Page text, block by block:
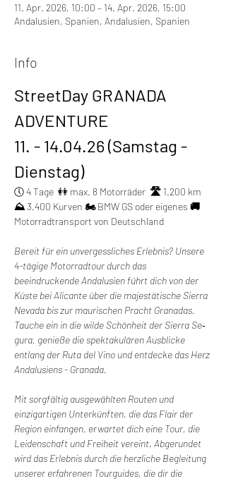
11. Apr. 2026, 10:00 – 14. Apr. 2026, 15:00
Andalusien, Spanien, Andalusien, Spanien
Info
StreetDay GRANADA
ADVENTURE
11. - 14.04.26 (Samstag -
Dienstag)
🕔 4 Tage  👭 max. 8 Motorräder 🛣️ 1.200 km
⛰️ 3.400 Kurven 🏍️ BMW GS oder eigenes 🚚
Motorradtransport von Deutschland
Bereit für ein unvergessliches Erlebnis? Unsere
4-tägige Motorradtour durch das
beeindruckende Andalusien führt dich von der
Küste bei Alicante über die majestätische Sierra
Nevada bis zur maurischen Pracht Granadas.
Tauche ein in die wilde Schönheit der Sierra Se‐
gura, genieße die spektakulären Ausblicke
entlang der Ruta del Vino und entdecke das Herz
Andalusiens - Granada.
Mit sorgfältig ausgewählten Routen und
einzigartigen Unterkünften, die das Flair der
Region einfangen, erwartet dich eine Tour, die
Leidenschaft und Freiheit vereint. Abgerundet
wird das Erlebnis durch die herzliche Begleitung
unserer erfahrenen Tourguides, die dir die